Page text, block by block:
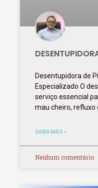
Desentupidora de
Especializado O
serviço essencial
mau cheiro, refluxo
SAIBA MAIS »
Nenhum comentário